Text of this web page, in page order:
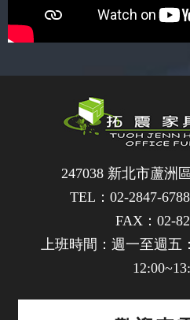
247038 新北市蘆洲
TEL： 02-2847-6788
FAX：02-
上班時間：週一至週五